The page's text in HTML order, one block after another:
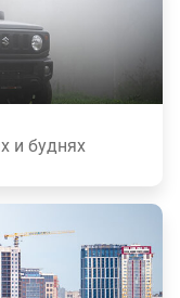
и буднях